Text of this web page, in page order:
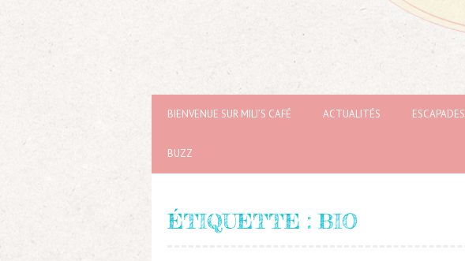
BIENVENUE SUR MILI’S CAFÉ ACTUALITÉS ESCAPADES
BUZZ
ÉTIQUETTE :BIO